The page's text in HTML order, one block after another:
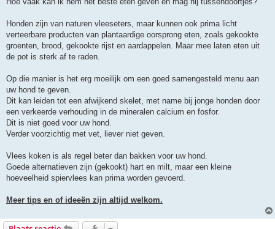
Honden zijn van naturen vleeseters, maar kunnen ook prima licht
verteerbare producten van plantaardige oorsprong eten, zoals gekookte
groenten, brood, gekookte rijst en aardappelen. Maar mee laten eten uit
de pot is sterk af te raden.
Op die manier is het erg moeilijk om een goed samengesteld menu aan
uw hond te geven.
Dit kan leiden tot een afwijkend skelet, met name bij jonge honden door
een verkeerde verhouding in de mineralen calcium en fosfor.
Dit is niet goed voor uw hond.
Verder voorzichtig met vet, liever niet geven.
Vlees koken is als regel beter dan bakken voor uw hond.
Goede alternatieven zijn (gekookt) hart en milt, maar een kleine
hoeveelheid spiervlees kan prima worden gevoerd.
Meer tips en of ideeën zijn altijd welkom.